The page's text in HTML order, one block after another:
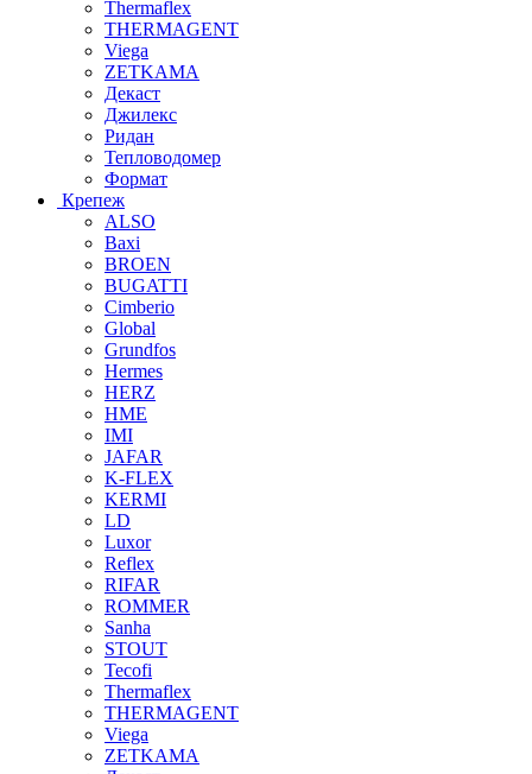
Thermaflex
THERMAGENT
Viega
ZETKAMA
Декаст
Джилекс
Ридан
Тепловодомер
Формат
Крепеж
ALSO
Baxi
BROEN
BUGATTI
Cimberio
Global
Grundfos
Hermes
HERZ
HME
IMI
JAFAR
K-FLEX
KERMI
LD
Luxor
Reflex
RIFAR
ROMMER
Sanha
STOUT
Tecofi
Thermaflex
THERMAGENT
Viega
ZETKAMA